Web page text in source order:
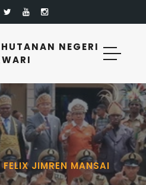
NEGERI
FELIX JIMREN MANSAI